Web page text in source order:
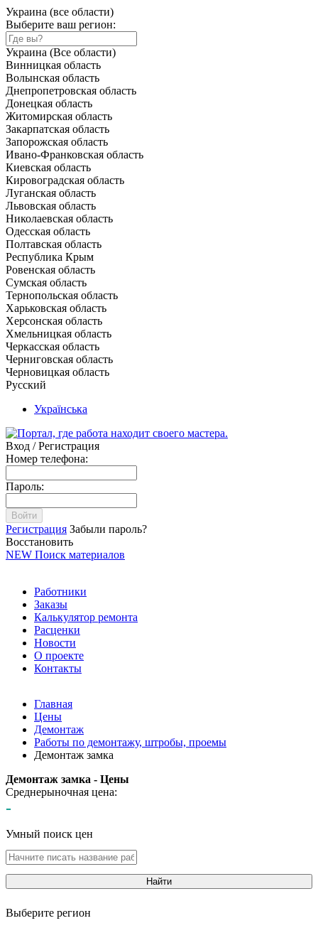
Украина (все области)
Выберите ваш регион:
Украина (Все области)
Винницкая область
Волынская область
Днепропетровская область
Донецкая область
Житомирская область
Закарпатская область
Запорожская область
Ивано-Франковская область
Киевская область
Кировоградская область
Луганская область
Львовская область
Николаевская область
Одесская область
Полтавская область
Республика Крым
Ровенская область
Сумская область
Тернопольская область
Харьковская область
Херсонская область
Хмельницкая область
Черкасская область
Черниговская область
Черновицкая область
Русский
Українська
Вход / Регистрация
Номер телефона:
Пароль:
Войти
Регистрация Забыли пароль?
Восстановить
NEW Поиск материалов
Работники
Заказы
Калькулятор ремонта
Расценки
Новости
О проекте
Контакты
Главная
Цены
Демонтаж
Работы по демонтажу, штробы, проемы
Демонтаж замка
Демонтаж замка - Цены
Среднерыночная цена:
-
Умный поиск цен
Найти
Выберите регион